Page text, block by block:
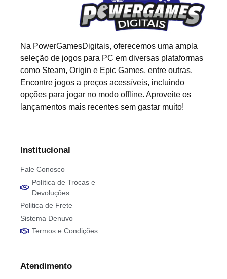
Na PowerGamesDigitais, oferecemos uma ampla
seleção de jogos para PC em diversas plataformas
como Steam, Origin e Epic Games, entre outras.
Encontre jogos a preços acessíveis, incluindo
opções para jogar no modo offline. Aproveite os
lançamentos mais recentes sem gastar muito!
Institucional
Fale Conosco
Política de Trocas e
Devoluções
Politica de Frete
Sistema Denuvo
Termos e Condições
Atendimento